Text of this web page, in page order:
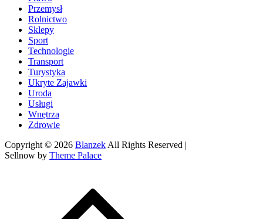
Przemysł
Rolnictwo
Sklepy
Sport
Technologie
Transport
Turystyka
Ukryte Zajawki
Uroda
Usługi
Wnętrza
Zdrowie
Copyright © 2026 Blanzek All Rights Reserved |
Sellnow by Theme Palace